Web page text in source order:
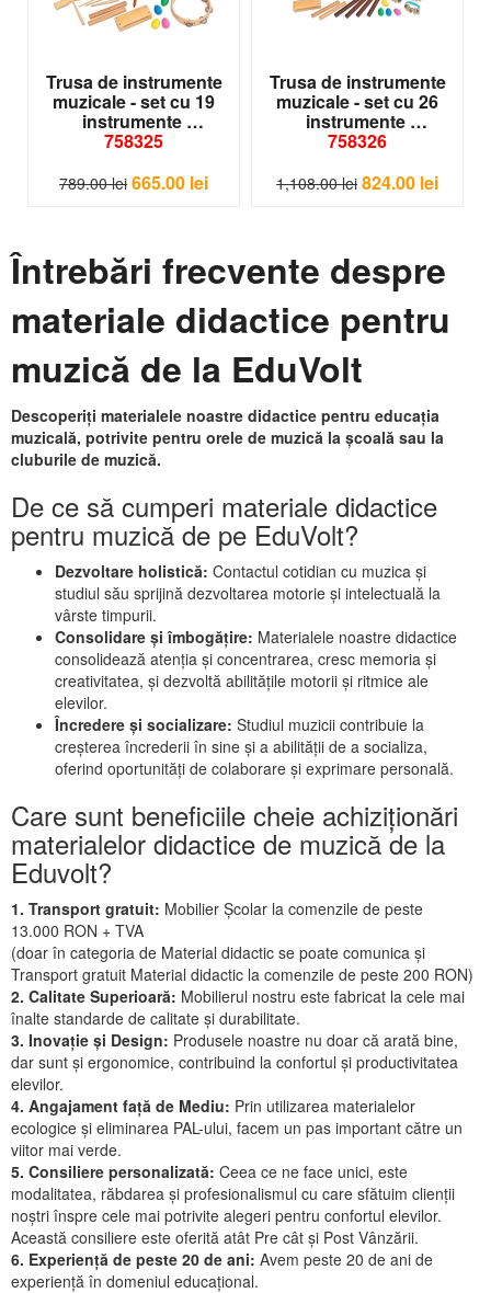
Portativ muzical magnetic 195x27 cm pentru tabla școlară
magnetică
Eduvolt
Materiale de solfegiu pentru orele de muzică la gimnaziu și
liceu
Produse vizuale pentru predarea notației muzicale la tablă
solfegiu
Trusa de instrumente
muzicale - set cu 19
instrumente
758325
789.00 lei 665.00 lei
Trusa de instrumente
muzicale - set cu 26
instrumente
758326
1,108.00 lei 824.00 lei
Întrebări frecvente despre
materiale didactice pentru
muzică de la EduVolt
Descoperiți materialele noastre didactice pentru educația
muzicală, potrivite pentru orele de muzică la școală sau la
cluburile de muzică.
De ce să cumperi materiale didactice
pentru muzică de pe EduVolt?
Dezvoltare holistică: Contactul cotidian cu muzica și
studiul său sprijină dezvoltarea motorie și intelectuală la
vârste timpurii.
Consolidare și îmbogățire: Materialele noastre didactice
consolidează atenția și concentrarea, cresc memoria și
creativitatea, și dezvoltă abilitățile motorii și ritmice ale
elevilor.
Încredere și socializare: Studiul muzicii contribuie la
creșterea încrederii în sine și a abilității de a socializa,
oferind oportunități de colaborare și exprimare personală.
Care sunt beneficiile cheie achiziționări
materialelor didactice de muzică de la
Eduvolt?
1. Transport gratuit: Mobilier Școlar la comenzile de peste
13.000 RON + TVA
(doar în categoria de Material didactic se poate comunica și
Transport gratuit Material didactic la comenzile de peste 200 RON)
2. Calitate Superioară: Mobilierul nostru este fabricat la cele mai
înalte standarde de calitate și durabilitate.
3. Inovație și Design: Produsele noastre nu doar că arată bine,
dar sunt și ergonomice, contribuind la confortul și productivitatea
elevilor.
4. Angajament față de Mediu: Prin utilizarea materialelor
ecologice și eliminarea PAL-ului, facem un pas important către un
viitor mai verde.
5. Consiliere personalizată: Ceea ce ne face unici, este
modalitatea, răbdarea și profesionalismul cu care sfătuim clienții
noștri înspre cele mai potrivite alegeri pentru confortul elevilor.
Această consiliere este oferită atât Pre cât și Post Vânzării.
6. Experiență de peste 20 de ani: Avem peste 20 de ani de
experiență în domeniul educațional.